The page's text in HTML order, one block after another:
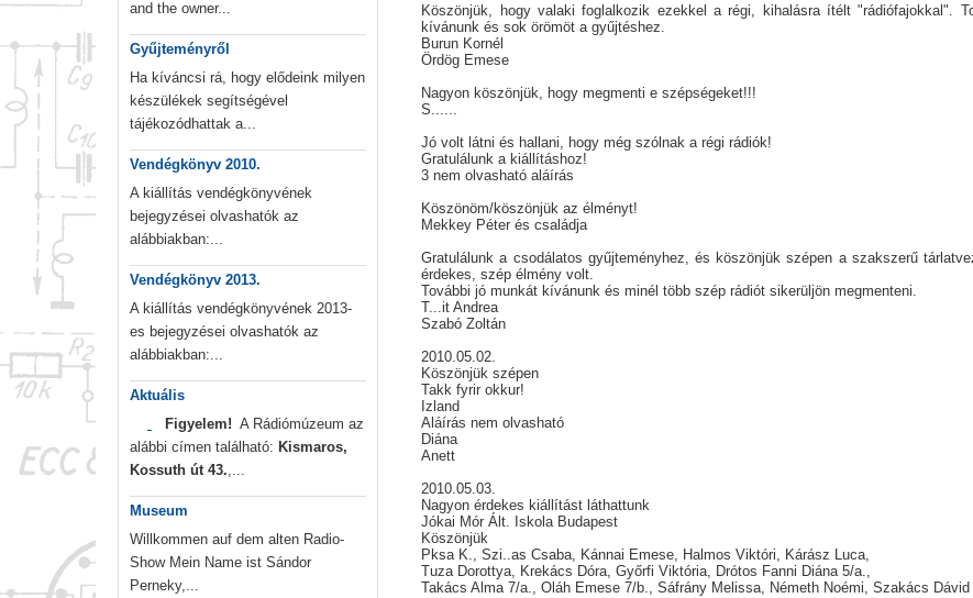
and the owner...
Gyűjteményről
Ha kíváncsi rá, hogy elődeink milyen
készülékek segítségével
tájékozódhattak a...
Vendégkönyv 2010.
A kiállítás vendégkönyvének
bejegyzései olvashatók az
alábbiakban:...
Vendégkönyv 2013.
A kiállítás vendégkönyvének 2013-
es bejegyzései olvashatók az
alábbiakban:...
Aktuális
Figyelem! A Rádiómúzeum az
alábbi címen található: Kismaros,
Kossuth út 43.,...
Museum
Willkommen auf dem alten Radio-
Show Mein Name ist Sándor
Perneky,...
Köszönjük, hogy valaki foglalkozik ezekkel a régi, kihalásra ítélt "rádiófajokkal".
kívánunk és sok örömöt a gyűjtéshez.
Burun Kornél
Ördög Emese
Nagyon köszönjük, hogy megmenti e szépségeket!!!
S......
Jó volt látni és hallani, hogy még szólnak a régi rádiók!
Gratulálunk a kiállításhoz!
3 nem olvasható aláírás
Köszönöm/köszönjük az élményt!
Mekkey Péter és családja
Gratulálunk a csodálatos gyűjteményhez, és köszönjük szépen a szakszerű
érdekes, szép élmény volt.
További jó munkát kívánunk és minél több szép rádiót sikerüljön megmenteni.
T...it Andrea
Szabó Zoltán
2010.05.02.
Köszönjük szépen
Takk fyrir okkur!
Izland
Aláírás nem olvasható
Diána
Anett
2010.05.03.
Nagyon érdekes kiállítást láthattunk
Jókai Mór Ált. Iskola Budapest
Köszönjük
Pksa K., Szi..as Csaba, Kánnai Emese, Halmos Viktóri, Kárász Luca,
Tuza Dorottya, Krekács Dóra, Győrfi Viktória, Drótos Fanni Diána 5/a.,
Takács Alma 7/a., Oláh Emese 7/b., Sáfrány Melissa, Németh Noémi, Szakács